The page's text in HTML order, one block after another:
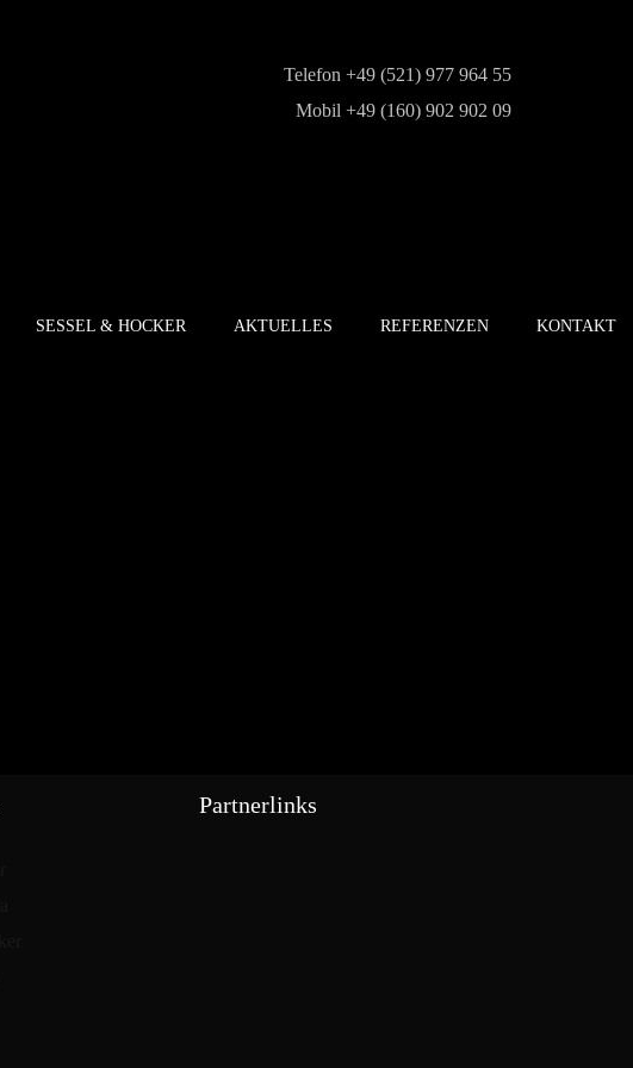
Telefon +49 (521) 977 964 55
Mobil +49 (160) 902 902 09
SESSEL & HOCKER AKTUELLES REFERENZEN KONTAKT
Partnerlinks